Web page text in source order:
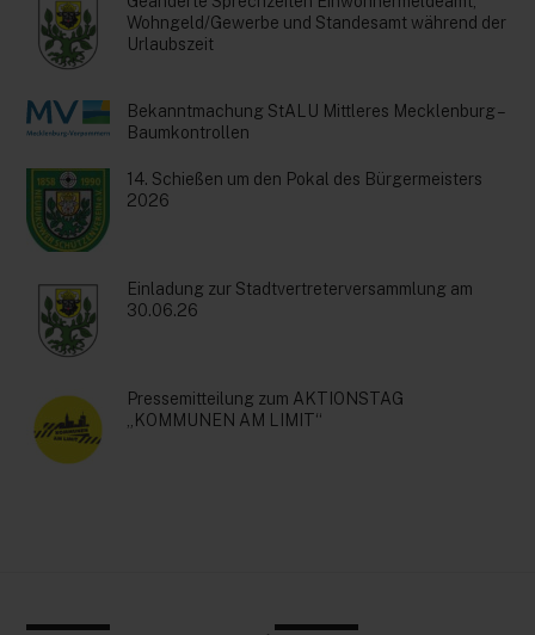
Wohngeld/Gewerbe und Standesamt während der
Urlaubszeit
Bekanntmachung StALU Mittleres Mecklenburg –
Baumkontrollen
14. Schießen um den Pokal des Bürgermeisters
2026
Einladung zur Stadtvertreterversammlung am
30.06.26
Pressemitteilung zum AKTIONSTAG
„KOMMUNEN AM LIMIT“